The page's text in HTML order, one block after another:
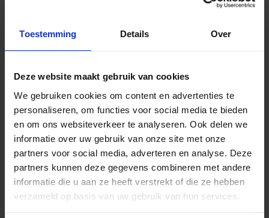
Toestemming Details Over
Deze website maakt gebruik van cookies
We gebruiken cookies om content en advertenties te
personaliseren, om functies voor social media te bieden
en om ons websiteverkeer te analyseren. Ook delen we
informatie over uw gebruik van onze site met onze
partners voor social media, adverteren en analyse. Deze
partners kunnen deze gegevens combineren met andere
informatie die u aan ze heeft verstrekt of die ze hebben
verzameld op basis van uw gebruik van hun services.
eenvoudig voor uw huidige TLD buizen. De Philips
levensduur van 15.000 branduren.
kleurtemperatuur 4000K (wit). De buis heeft een
De unieke coating van de TL-D Secura heeft
meerdere functies. De belangrijkste functie is het
opvangen van lampfragmenten als de lamp
onverwachts stuk gaat. Daarnaast filtert deze
coating tot wel 90% UV-straling. Dit maakt de
Secura geschikt om bederfelijke goederen te
belichten. Dankzij de geringe UV-straling wordt